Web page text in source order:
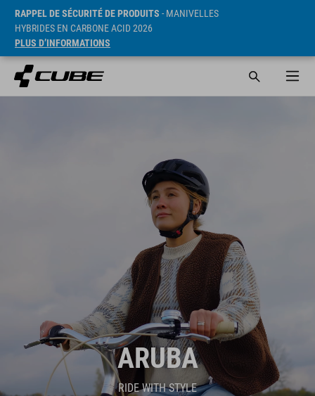
RAPPEL DE SÉCURITÉ DE PRODUITS - MANIVELLES
HYBRIDES EN CARBONE ACID 2026
PLUS D’INFORMATIONS
ARUBA
RIDE WITH STYLE